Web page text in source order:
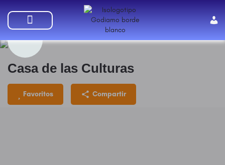
Casa de las Culturas
Favoritos Compartir